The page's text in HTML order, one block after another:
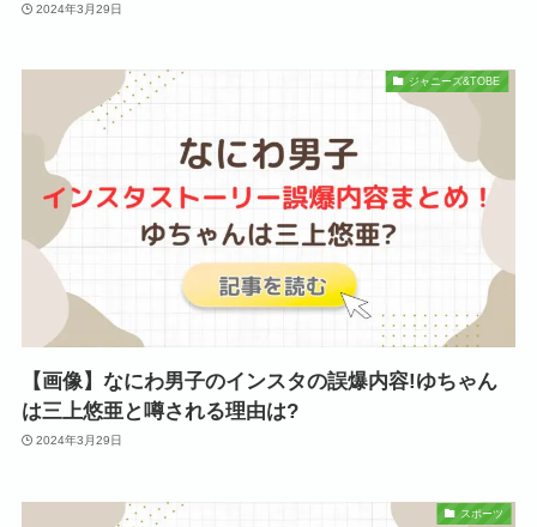
2024年3月29日
ジャニーズ&TOBE
【画像】なにわ男子のインスタの誤爆内容!ゆちゃん
は三上悠亜と噂される理由は?
2024年3月29日
スポーツ